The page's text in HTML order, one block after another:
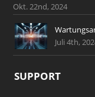
Okt. 22nd, 2024
Juli 4th,
SUPPORT